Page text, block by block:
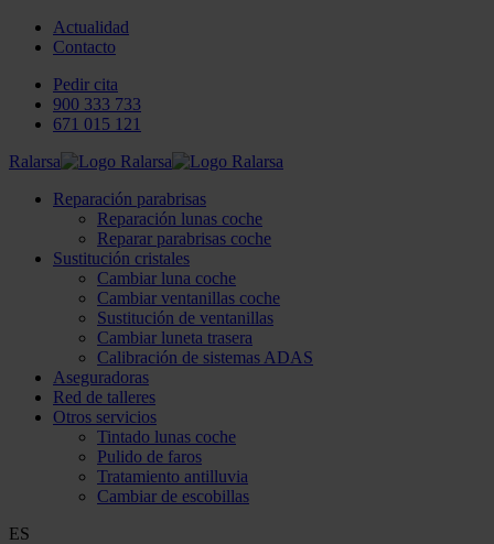
Actualidad
Contacto
Pedir cita
900 333 733
671 015 121
Ralarsa
Reparación parabrisas
Reparación lunas coche
Reparar parabrisas coche
Sustitución cristales
Cambiar luna coche
Cambiar ventanillas coche
Sustitución de ventanillas
Cambiar luneta trasera
Calibración de sistemas ADAS
Aseguradoras
Red de talleres
Otros servicios
Tintado lunas coche
Pulido de faros
Tratamiento antilluvia
Cambiar de escobillas
ES